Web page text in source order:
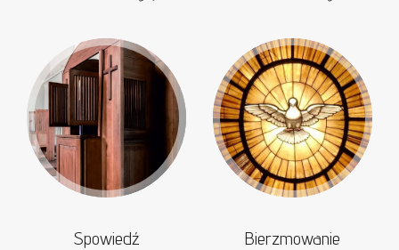
Spowiedź Bierzmowanie